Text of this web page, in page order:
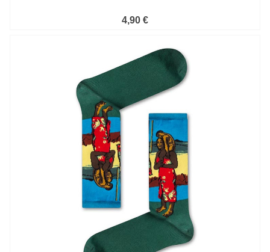
4,90 €